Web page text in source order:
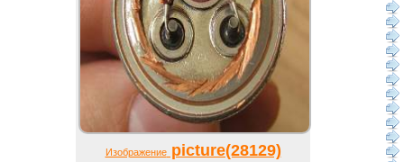
Изображениеpicture(28129)